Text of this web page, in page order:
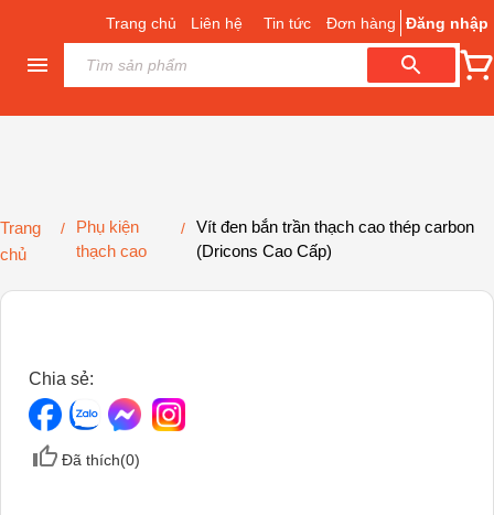
Trang chủ Liên hệ Tin tức Đơn hàng Đăng nhập
Trang
chủ
/
Phụ kiện
thạch cao
/
Vít đen bắn trần thạch cao thép carbon
(Dricons Cao Cấp)
Chia sẻ:
Đã thích(0)